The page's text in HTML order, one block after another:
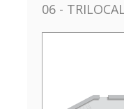
06 -